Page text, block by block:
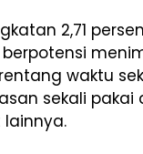
2,71 persen
berpotensi
rentang waktu
sekali pakai
lainnya.